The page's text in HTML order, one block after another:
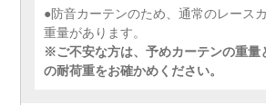
●防音カーテンのため、通常のレース
重量があります。
※ご不安な方は、予めカーテンの重量
の耐荷重をお確かめください。